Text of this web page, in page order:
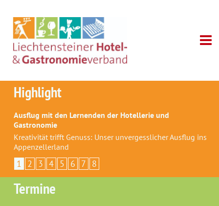
Highlight
Ausflug mit den Lernenden der Hotellerie und
Gastronomie
Kreativität trifft Genuss: Unser unvergesslicher Ausflug ins
Appenzellerland
1 2 3 4 5 6 7 8
Termine